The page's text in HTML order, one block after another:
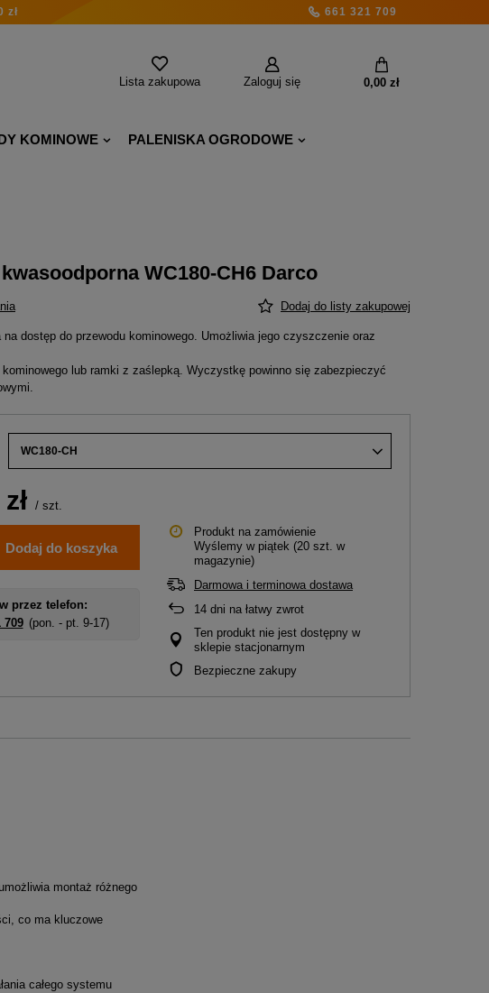
zł 661 321 709
Zaloguj się
Lista zakupowa 0,00 zł
KOMINOWE
PALENISKA OGRODOWE
WC180-CH6 Darco
Dodaj do listy zakupowej
dostęp do przewodu kominowego. Umożliwia jego czyszczenie oraz
lub ramki z zaślepką. Wyczystkę powinno się zabezpieczyć
WC180-CH
/ szt.
Dodaj do koszyka
przez telefon:
709 (pon. - pt. 9-17)
Produkt na zamówienie
Wyślemy w piątek (20 szt. w
magazynie)
Darmowa i terminowa dostawa
14 dni na łatwy zwrot
Ten produkt nie jest dostępny w
sklepie stacjonarnym
Bezpieczne zakupy
montaż różnego
co ma kluczowe
całego systemu